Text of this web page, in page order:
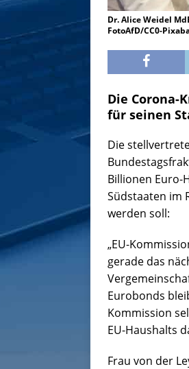
Dr. Alice Weidel
FotoAfD/CC0-
Die Corona-
für seinen
Die
Billionen Euro-
Südstaaten im
werden soll:
„EU-
gerade das
Eurobonds
Kommission
EU-Haushalts
Frau von der